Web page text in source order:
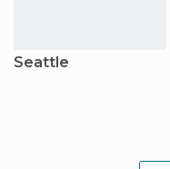
Seattle